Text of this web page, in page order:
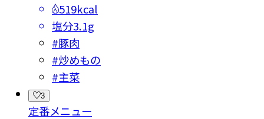
519kcal
塩分3.1g
#豚肉
#炒めもの
#主菜
3
定番メニュー